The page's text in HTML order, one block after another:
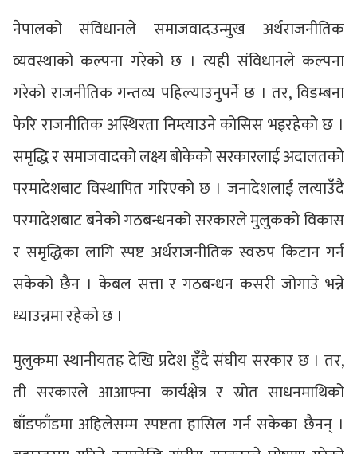
नेपालको संविधानले समाजवादउन्मुख अर्थराजनीतिक
व्यवस्थाको कल्पना गरेको छ । त्यही संविधानले कल्पना
गरेको राजनीतिक गन्तव्य पहिल्याउनुपर्ने छ । तर, विडम्बना
फेरि राजनीतिक अस्थिरता निम्त्याउने कोसिस भइरहेको छ ।
समृद्धि र समाजवादको लक्ष्य बोकेको सरकारलाई अदालतको
परमादेशबाट विस्थापित गरिएको छ । जनादेशलाई लत्याउँदै
परमादेशबाट बनेको गठबन्धनको सरकारले मुलुकको विकास
र समृद्धिका लागि स्पष्ट अर्थराजनीतिक स्वरुप किटान गर्न
सकेको छैन । केबल सत्ता र गठबन्धन कसरी जोगाउे भन्ने
ध्याउन्नमा रहेको छ ।
मुलुकमा स्थानीयतह देखि प्रदेश हुँदै संघीय सरकार छ । तर,
ती सरकारले आआफ्ना कार्यक्षेत्र र स्रोत साधनमाथिको
बाँडफाँडमा अहिलेसम्म स्पष्टता हासिल गर्न सकेका छैनन् ।